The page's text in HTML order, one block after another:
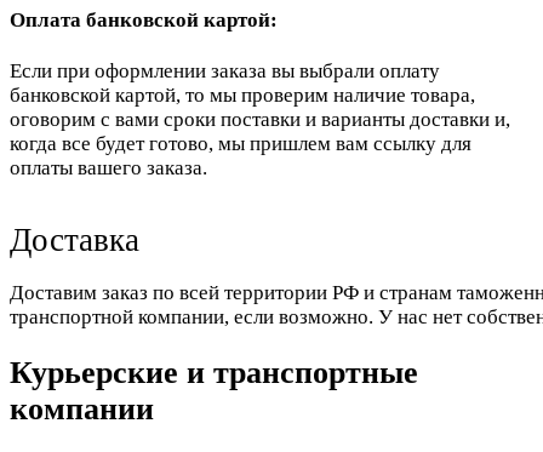
Оплата банковской картой:
Если при оформлении заказа вы выбрали оплату
банковской картой, то мы проверим наличие товара,
оговорим с вами сроки поставки и варианты доставки и,
когда все будет готово, мы пришлем вам ссылку для
оплаты вашего заказа.
Доставка
Доставим заказ по всей территории РФ и странам
транспортной компании, если возможно. У нас нет
Курьерские и транспортные
компании